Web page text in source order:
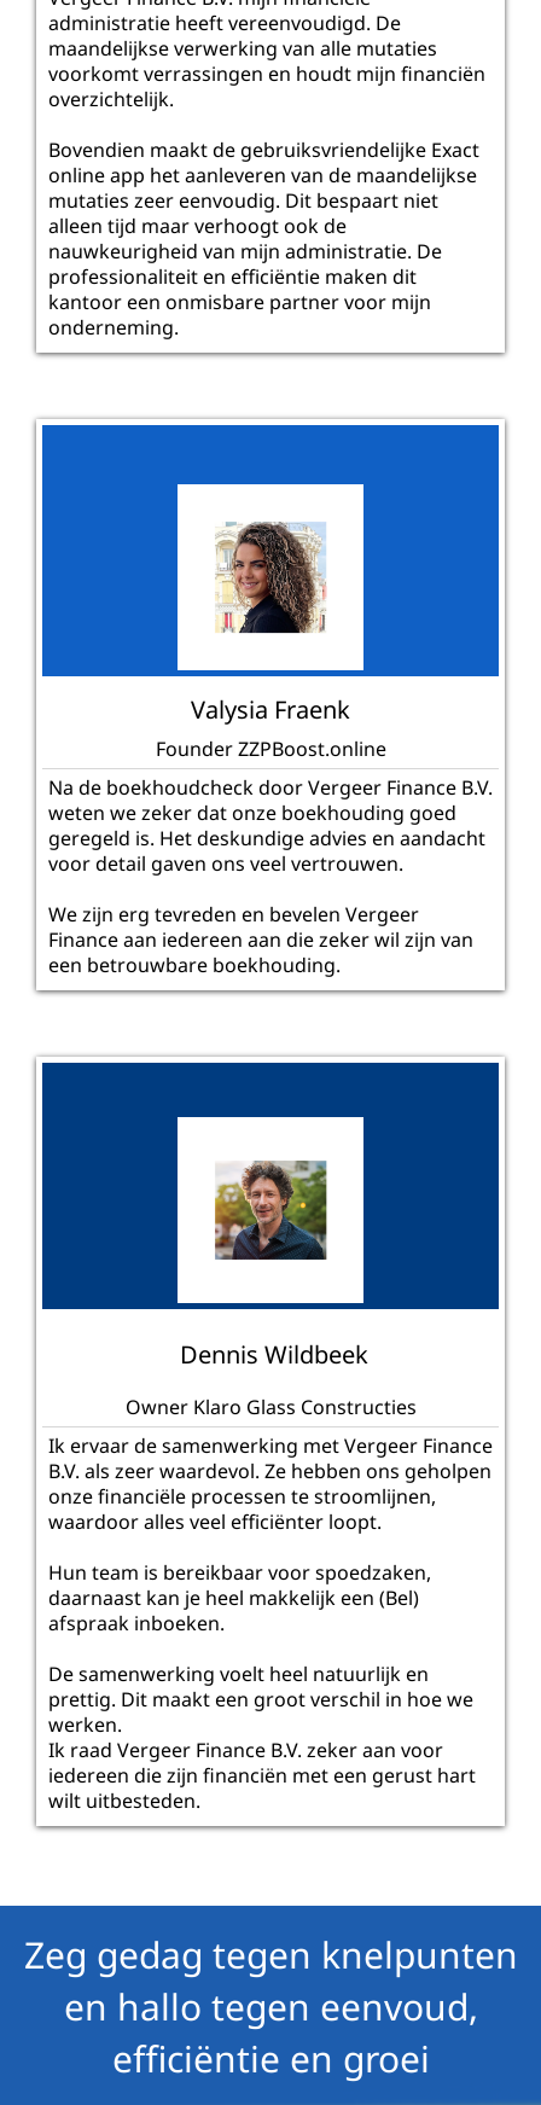
administratie heeft vereenvoudigd. De
maandelijkse verwerking van alle mutaties
voorkomt verrassingen en houdt mijn financiën
overzichtelijk.
Bovendien maakt de gebruiksvriendelijke Exact
online app het aanleveren van de maandelijkse
mutaties zeer eenvoudig. Dit bespaart niet
alleen tijd maar verhoogt ook de
nauwkeurigheid van mijn administratie. De
professionaliteit en efficiëntie maken dit
kantoor een onmisbare partner voor mijn
onderneming.
Valysia Fraenk
Founder ZZPBoost.online
Na de boekhoudcheck door Vergeer Finance B.V.
weten we zeker dat onze boekhouding goed
geregeld is. Het deskundige advies en aandacht
voor detail gaven ons veel vertrouwen.
We zijn erg tevreden en bevelen Vergeer
Finance aan iedereen aan die zeker wil zijn van
een betrouwbare boekhouding.
Dennis Wildbeek
Owner Klaro Glass Constructies
Ik ervaar de samenwerking met Vergeer Finance
B.V. als zeer waardevol. Ze hebben ons geholpen
onze financiële processen te stroomlijnen,
waardoor alles veel efficiënter loopt.
Hun team is bereikbaar voor spoedzaken,
daarnaast kan je heel makkelijk een (Bel)
afspraak inboeken.
De samenwerking voelt heel natuurlijk en
prettig. Dit maakt een groot verschil in hoe we
werken.
Ik raad Vergeer Finance B.V. zeker aan voor
iedereen die zijn financiën met een gerust hart
wilt uitbesteden.
Zeg gedag tegen knelpunten
en hallo tegen eenvoud,
efficiëntie en groei